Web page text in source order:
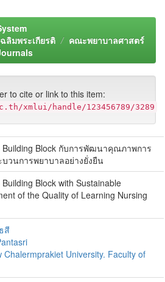
ลิมพระเกียรติ
คณะพยาบาลศาสตร์
to cite or link to this item:
xmlui/handle/123456789/3289
Building Block กับการพัฒนาคุณภาพการ
บวนการพยาบาลอย่างยั่งยืน
Block with Sustainable
of the Quality of Learning Nursing
สี
Chalermprakiet University. Faculty of